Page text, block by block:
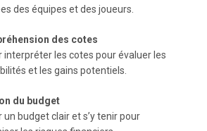
des équipes et des joueurs.
des cotes
interpréter les cotes pour évaluer les
et les gains potentiels.
du budget
un budget clair et s’y tenir pour